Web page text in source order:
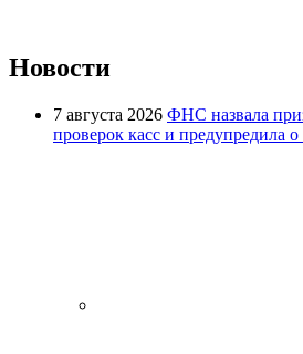
Новости
7 августа 2026 ФНС назвала
проверок касс и предупредила